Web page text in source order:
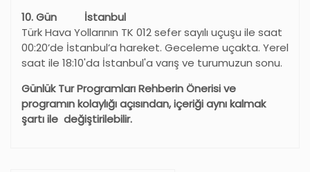
10. Gün İstanbul
Türk Hava Yollarının TK 012 sefer sayılı uçuşu ile saat
00:20’de İstanbul’a hareket. Geceleme uçakta. Yerel
saat ile 18:10'da İstanbul'a varış ve turumuzun sonu.
Günlük Tur Programları Rehberin Önerisi ve
programın kolaylığı açısından, içeriği aynı kalmak
şartı ile değiştirilebilir.